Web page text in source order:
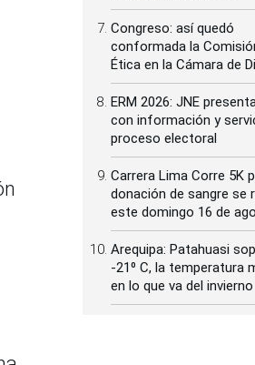
Congreso: así quedó
conformada la
Ética en la Cámara de
ERM 2026: JNE
con información y
proceso electoral
Carrera Lima Corre 5K
donación de sangre se
este domingo 16 de
Arequipa: Patahuasi
-21⁰ C, la temperatura
en lo que va del invierno